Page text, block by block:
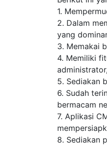
1.
2. Dalam
yang
3. Memakai
4. Memiliki
5. Sediakan
6. Sudah
bermacam
7. Aplikasi
8. Sediakan